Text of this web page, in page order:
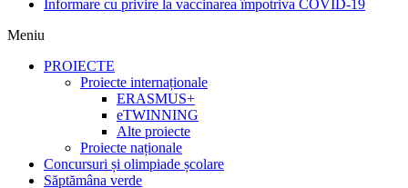
Informare cu privire la vaccinarea împotriva COVID-19
Meniu
PROIECTE
Proiecte internaționale
ERASMUS+
eTWINNING
Alte proiecte
Proiecte naționale
Concursuri și olimpiade școlare
Săptămâna verde